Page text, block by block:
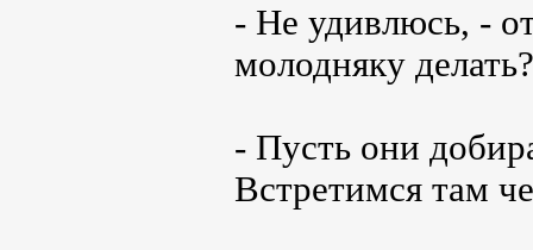
- Не удивлюсь, -
молодняку делать?
- Пусть они
Встретимся там